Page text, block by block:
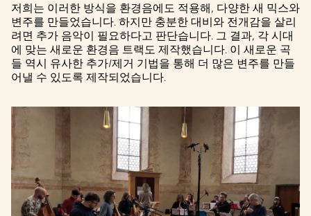
저희는 이러한 방식을 환경음에도 적용해, 다양한 새 믹스와
변주를 만들었습니다. 하지만 충분한 대비와 전개감을 살리
려면 추가 음악이 필요하다고 판단습니다. 그 결과, 각 시대
에 맞는 새로운 환경음 트랙도 제작했습니다. 이 새로운 곡
들 역시 유사한 추가/제거 기법을 통해 더 많은 변주를 만들
어낼 수 있도록 제작되었습니다.